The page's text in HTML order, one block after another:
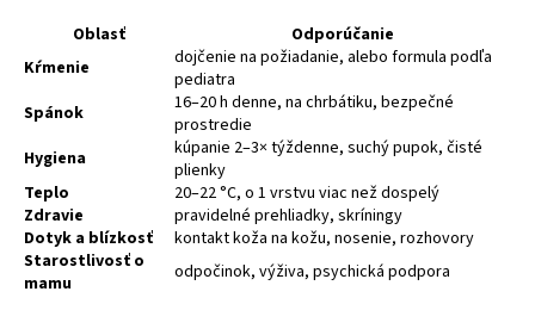
Oblasť
Odporúčanie
Kŕmenie
dojčenie na požiadanie, alebo formula podľa
pediatra
Spánok
16–20 h denne, na chrbátiku, bezpečné
prostredie
Hygiena
kúpanie 2–3× týždenne, suchý pupok, čisté
plienky
Teplo
20–22 °C, o 1 vrstvu viac než dospelý
Zdravie
pravidelné prehliadky, skríningy
Dotyk a blízkosť
kontakt koža na kožu, nosenie, rozhovory
Starostlivosť o
mamu
odpočinok, výživa, psychická podpora